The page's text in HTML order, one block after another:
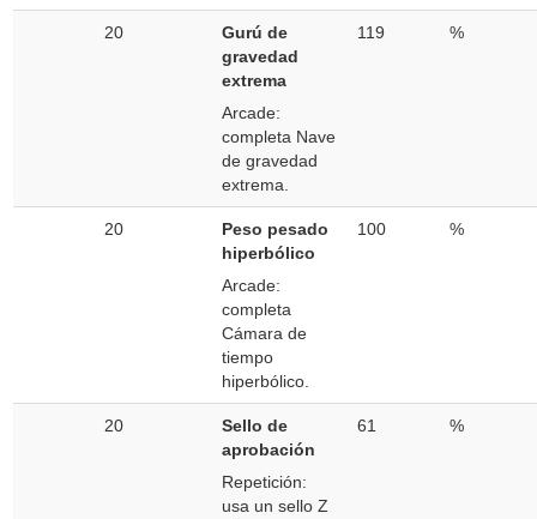
20
Gurú de
gravedad
extrema
Arcade:
completa Nave
de gravedad
extrema.
119 %
20
Peso pesado
hiperbólico
Arcade:
completa
Cámara de
tiempo
hiperbólico.
100 %
20
Sello de
aprobación
Repetición:
usa un sello Z
61 %